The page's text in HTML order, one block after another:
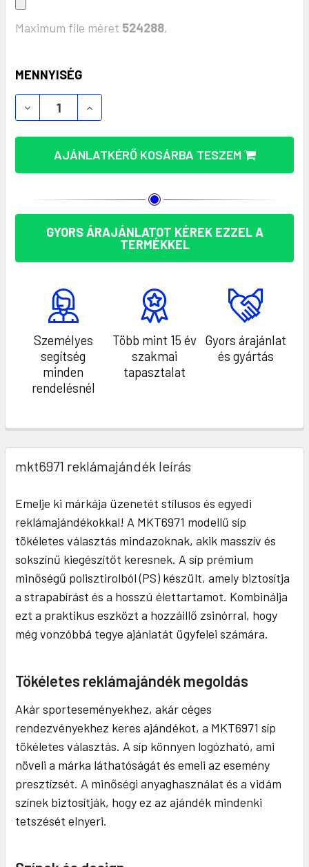
Maximum file méret 524288,
KÉSZLET:
MENNYISÉG
STÍLUSOS ÉS SOKSZÍNŰ SÍP ZSINÓRRAL (MKT6971)
STÍLUSOS ÉS SOKSZÍNŰ SÍP ZSINÓRRAL
AJÁNLATKÉRŐ KOSÁRBA TESZEM
GYORS ÁRAJÁNLATOT KÉREK EZZEL A
TERMÉKKEL
Személyes
segítség
minden
rendelésnél
Több mint 15 év
szakmai
tapasztalat
Gyors árajánlat
és gyártás
mkt6971 reklámajándék leírás
Emelje ki márkája üzenetét stílusos és egyedi
reklámajándékokkal! A MKT6971 modellű síp
tökéletes választás mindazoknak, akik masszív és
sokszínű kiegészítőt keresnek. A síp prémium
minőségű polisztirolból (PS) készült, amely biztosítja
a strapabírást és a hosszú élettartamot. Kombinálja
ezt a praktikus eszközt a hozzáillő zsinórral, hogy
még vonzóbbá tegye ajánlatát ügyfelei számára.
Tökéletes reklámajándék megoldás
Akár sporteseményekhez, akár céges
rendezvényekhez keres ajándékot, a MKT6971 síp
tökéletes választás. A síp könnyen logózható, ami
növeli a márka láthatóságát és emeli az esemény
presztízsét. A minőségi anyaghasználat és a vidám
színek biztosítják, hogy ez az ajándék mindenki
tetszését elnyeri.